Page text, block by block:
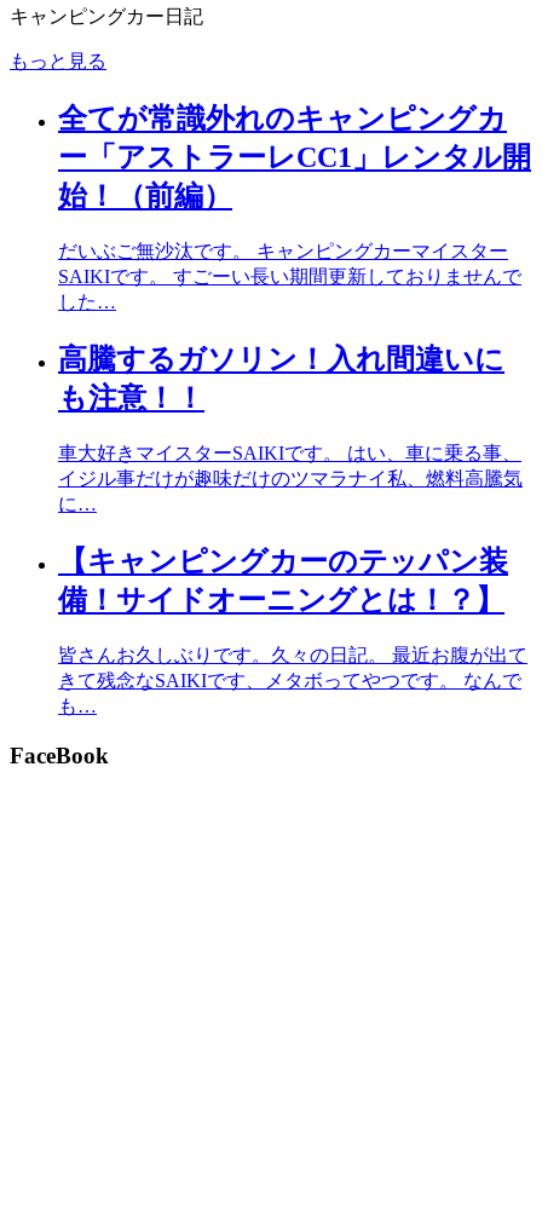
キャンピングカー日記
もっと見る
全てが常識外れのキャンピングカ
ー「アストラーレCC1」レンタル開
始！（前編）
だいぶご無沙汰です。 キャンピングカーマイスター
SAIKIです。 すごーい長い期間更新しておりませんで
した…
高騰するガソリン！入れ間違いに
も注意！！
車大好きマイスターSAIKIです。 はい、車に乗る事、
イジル事だけが趣味だけのツマラナイ私、燃料高騰気
に…
【キャンピングカーのテッパン装
備！サイドオーニングとは！？】
皆さんお久しぶりです。久々の日記。 最近お腹が出て
きて残念なSAIKIです、メタボってやつです。 なんで
も…
FaceBook